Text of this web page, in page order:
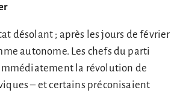
désolant ; après les jours de février
autonome. Les chefs du parti
la révolution de
– et certains préconisaient